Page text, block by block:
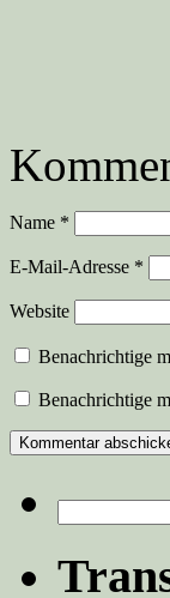
Name *
E-Mail-Adresse *
Website
Benachrichtige
Benachrichtige
nach: